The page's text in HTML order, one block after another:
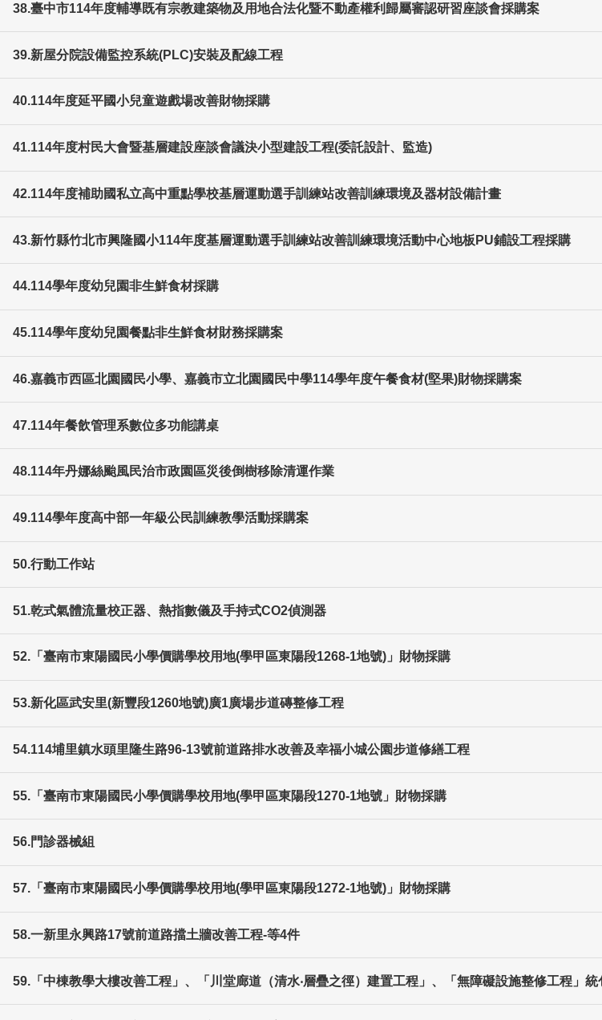
38.臺中市114年度輔導既有宗教建築物及用地合法化暨不動產權利歸屬審認研習座談會採購案
39.新屋分院設備監控系統(PLC)安裝及配線工程
40.114年度延平國小兒童遊戲場改善財物採購
41.114年度村民大會暨基層建設座談會議決小型建設工程(委託設計、監造)
42.114年度補助國私立高中重點學校基層運動選手訓練站改善訓練環境及器材設備計畫
43.新竹縣竹北市興隆國小114年度基層運動選手訓練站改善訓練環境活動中心地板PU鋪設工程採購
44.114學年度幼兒園非生鮮食材採購
45.114學年度幼兒園餐點非生鮮食材財務採購案
46.嘉義市西區北園國民小學、嘉義市立北園國民中學114學年度午餐食材(堅果)財物採購案
47.114年餐飲管理系數位多功能講桌
48.114年丹娜絲颱風民治市政園區災後倒樹移除清運作業
49.114學年度高中部一年級公民訓練教學活動採購案
50.行動工作站
51.乾式氣體流量校正器、熱指數儀及手持式CO2偵測器
52.「臺南市東陽國民小學價購學校用地(學甲區東陽段1268-1地號)」財物採購
53.新化區武安里(新豐段1260地號)廣1廣場步道磚整修工程
54.114埔里鎮水頭里隆生路96-13號前道路排水改善及幸福小城公園步道修繕工程
55.「臺南市東陽國民小學價購學校用地(學甲區東陽段1270-1地號」財物採購
56.門診器械組
57.「臺南市東陽國民小學價購學校用地(學甲區東陽段1272-1地號)」財物採購
58.一新里永興路17號前道路擋土牆改善工程-等4件
59.「中棟教學大樓改善工程」、「川堂廊道（清水‧層疊之徑）建置工程」、「無障礙設施整修工程」